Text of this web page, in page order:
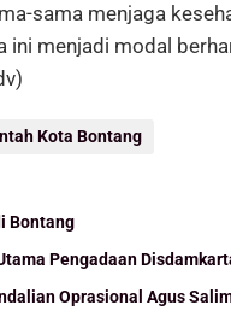
sama menjaga
ini menjadi modal
Kota Bontang
Bontang
Pengadaan
Oprasional Agus